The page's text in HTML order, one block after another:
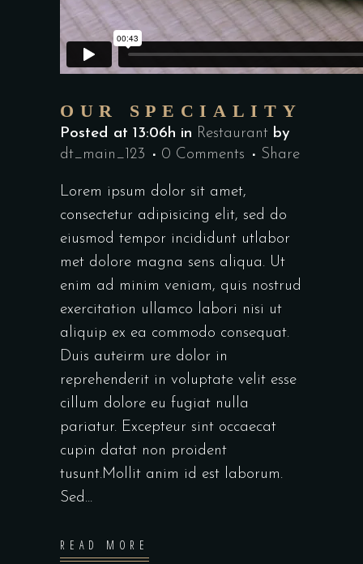
OUR SPECIALITY
Posted at 13:06h in Restaurant by
dt_main_123
0 Comments Share
Lorem ipsum dolor sit amet,
consectetur adipisicing elit, sed do
eiusmod tempor incididunt utlabor
met dolore magna sens aliqua. Ut
enim ad minim veniam, quis nostrud
exercitation ullamco labori nisi ut
aliquip ex ea commodo consequat.
Duis auteirm ure dolor in
reprehenderit in voluptate velit esse
cillum dolore eu fugiat nulla
pariatur. Excepteur sint occaecat
cupin datat non proident
tusunt.Mollit anim id est laborum.
Sed...
READ MORE